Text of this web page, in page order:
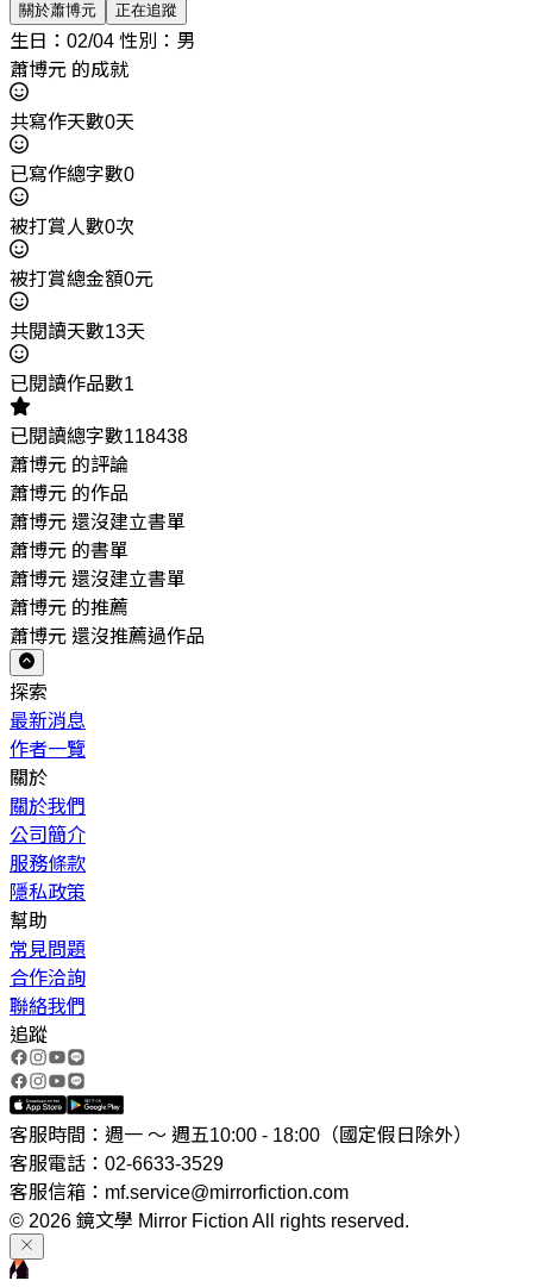
關於蕭博元 正在追蹤
生日：02/04 性別：男
蕭博元 的成就
共寫作天數0天
已寫作總字數0
被打賞人數0次
被打賞總金額0元
共閱讀天數13天
已閱讀作品數1
已閱讀總字數118438
蕭博元 的評論
蕭博元 的作品
蕭博元 還沒建立書單
蕭博元 的書單
蕭博元 還沒建立書單
蕭博元 的推薦
蕭博元 還沒推薦過作品
探索
最新消息
作者一覽
關於
關於我們
公司簡介
服務條款
隱私政策
幫助
常見問題
合作洽詢
聯絡我們
追蹤
客服時間：週一 ～ 週五10:00 - 18:00（國定假日除外）
客服電話：02-6633-3529
客服信箱：mf.service@mirrorfiction.com
© 2026 鏡文學 Mirror Fiction All rights reserved.